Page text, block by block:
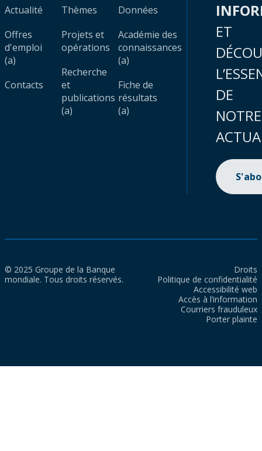
Actualité
Offres
d'emploi
(a)
Contacts
Thèmes
Projets et
opérations
Recherche
et
publications
(a)
Données
Académie des
connaissances
(a)
Fiche de
résultats
(a)
ET
DE
NOTRE
© 2025 Groupe de la Banque
mondiale. Tous droits réservés.
Droits
Politique de confidentialité
Accessibilité web
Accès à l’information
Courriers frauduleux
Porter plainte